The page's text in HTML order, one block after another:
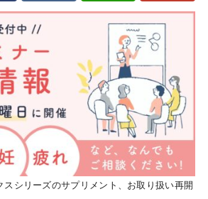
スシリーズのサプリメント、お取り扱い再開